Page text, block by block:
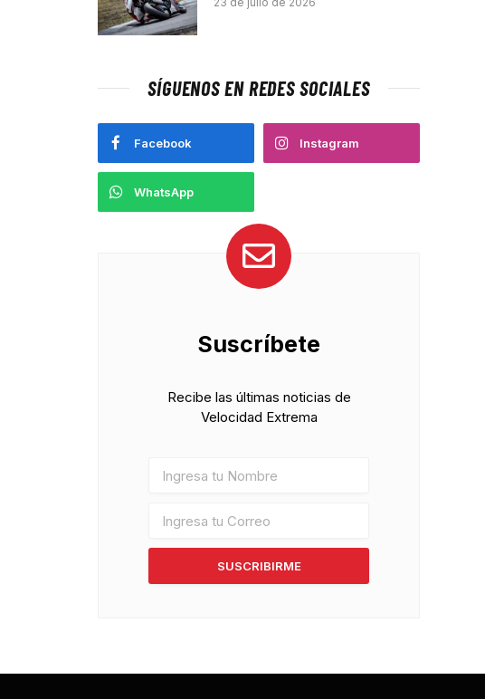
SÍGUENOS EN REDES SOCIALES
Facebook Instagram
WhatsApp
Suscríbete
Recibe las últimas noticias de
Velocidad Extrema
SUSCRIBIRME